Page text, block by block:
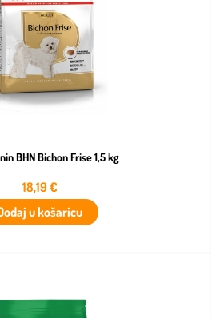
BHN Bichon Frise 1,5 kg
18,19€
u košaricu